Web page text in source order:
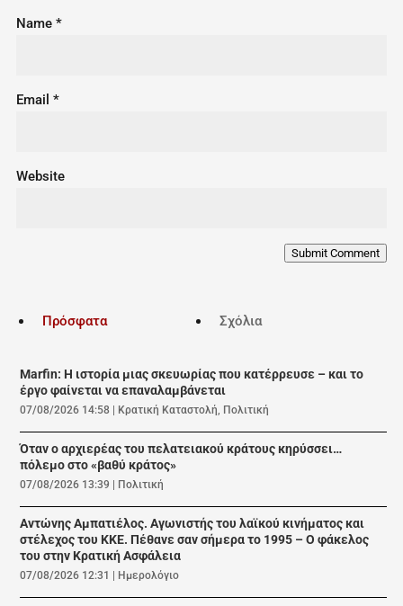
Name *
Email *
Website
Submit Comment
Πρόσφατα Σχόλια
Marfin: Η ιστορία μιας σκευωρίας που κατέρρευσε – και το
έργο φαίνεται να επαναλαμβάνεται
07/08/2026 14:58 Κρατική Καταστολή, Πολιτική
Όταν ο αρχιερέας του πελατειακού κράτους κηρύσσει…
πόλεμο στο «βαθύ κράτος»
07/08/2026 13:39 Πολιτική
Αντώνης Αμπατιέλος. Αγωνιστής του λαϊκού κινήματος και
στέλεχος του ΚΚΕ. Πέθανε σαν σήμερα το 1995 – Ο φάκελος
του στην Κρατική Ασφάλεια
07/08/2026 12:31 Ημερολόγιο